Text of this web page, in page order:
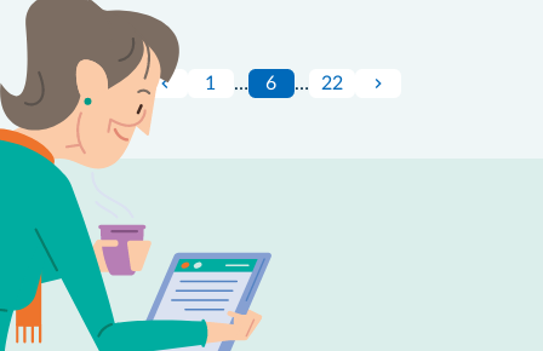
1 … 6 … 22